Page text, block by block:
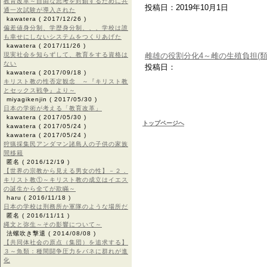
通一次試験が導入された
kawatera ( 2017/12/26 )
偏差値身分制、学歴身分制、、、学校は誰
も幸せにしないシステムをつくりあげた
kawatera ( 2017/11/26 )
現実社会を知らずして、教育をする資格は
ない
kawatera ( 2017/09/18 )
キリスト教の性否定観念 ～『キリスト教
とセックス戦争』より～
miyagikenjin ( 2017/05/30 )
日本の学術が考える「教育改革」
kawatera ( 2017/05/30 )
kawatera ( 2017/05/24 )
kawatera ( 2017/05/24 )
狩猟採集民アンダマン諸島人の子供の家族
間移籍
匿名 ( 2016/12/19 )
【世界の宗教から見える男女の性】－２．
キリスト教①～キリスト教の成立はイエス
の誕生から全てが欺瞞～
haru ( 2016/11/18 )
日本の学校は刑務所か軍隊のような場所だ
匿名 ( 2016/11/11 )
縄文と弥生～その影響について～
法螺吹き撃退 ( 2014/08/08 )
【共同体社会の原点（集団）を追求する】
３～魚類：種間闘争圧力をバネに群れが進
化
投稿日：2019年10月1日
雌雄の役割分化4～雌の生殖負担(
投稿日：
トップページへ